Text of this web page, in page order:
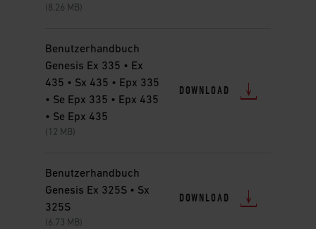
(8.26 MB)
Benutzerhandbuch
Genesis Ex 335 • Ex
435 • Sx 435 • Epx 335
• Se Epx 335 • Epx 435
• Se Epx 435
(12 MB)
DOWNLOAD
Benutzerhandbuch
Genesis Ex 325S • Sx
325S
(6.73 MB)
DOWNLOAD